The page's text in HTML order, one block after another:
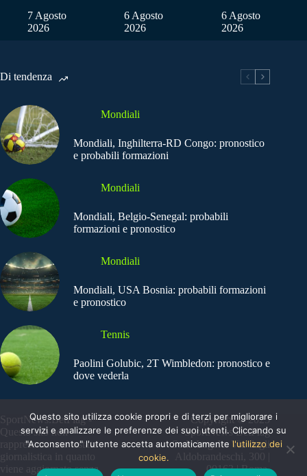
7 Agosto
2026
6 Agosto
2026
6 Agosto
2026
Di tendenza
Mondiali
Mondiali, Inghilterra-RD Congo: pronostico
e probabili formazioni
Mondiali
Mondiali, Belgio-Senegal: probabili
formazioni e pronostico
Mondiali
Mondiali, USA Bosnia: probabili formazioni
e pronostico
Tennis
Paolini Golubic, 2T Wimbledon: pronostico e
dove vederla
SportNews.BetFlag -
Questo sito non
rappresenta una testata
giornalistica in quanto
viene aggiornato senza
Copyright © 2025
SportNews BetFlag
Sede Legale: Via degli
Aldobrandeschi, 300 |
00163 | Roma
Questo sito utilizza cookie propri e di terzi per migliorare i
servizi e analizzare le preferenze dei suoi utenti. Cliccando su
"Acconsento" l'utente accetta automaticamente l'utilizzo dei
cookie.